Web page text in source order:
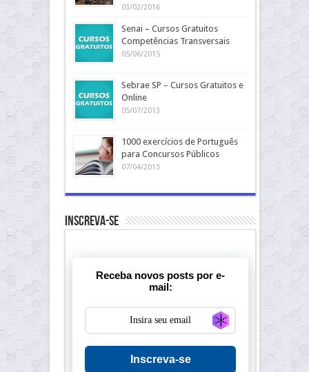
03/02/2016
Senai – Cursos Gratuitos
Competências Transversais
05/06/2015
Sebrae SP – Cursos Gratuitos e
Online
05/07/2013
1000 exercícios de Português
para Concursos Públicos
07/04/2015
Inscreva-se
Receba novos posts por e-
mail:
Generate new
Inscreva-se